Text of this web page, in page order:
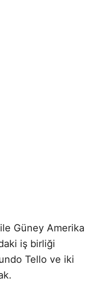
Güney Amerika
iş birliği
Tello ve iki